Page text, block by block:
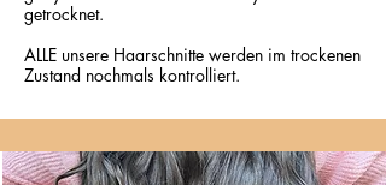
getrocknet.
ALLE unsere Haarschnitte werden im trockenen
Zustand nochmals kontrolliert.